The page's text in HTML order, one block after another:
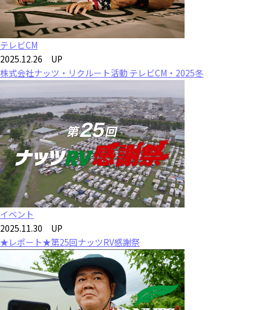
テレビCM
2025.12.26 UP
株式会社ナッツ・リクルート活動 テレビCM・2025冬
イベント
2025.11.30 UP
★レポート★第25回ナッツRV感謝祭